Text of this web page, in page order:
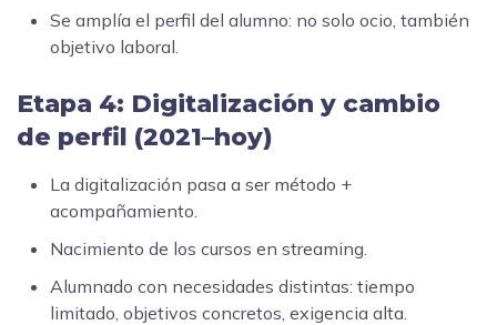
Se amplía el perfil del alumno: no solo ocio, también
objetivo laboral.
Etapa 4: Digitalización y cambio
de perfil (2021–hoy)
La digitalización pasa a ser método +
acompañamiento.
Nacimiento de los cursos en streaming.
Alumnado con necesidades distintas: tiempo
limitado, objetivos concretos, exigencia alta.